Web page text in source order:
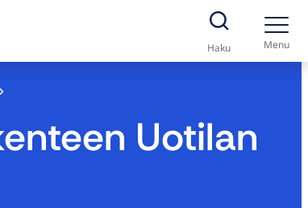
Haku Menu
Uotilan